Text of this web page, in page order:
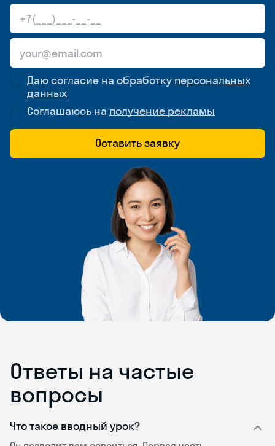
Даю согласие на обработку персональных
данных
Соглашаюсь на получение рекламы
Оставить заявку
Ответы на частые
вопросы
Что такое вводный урок?